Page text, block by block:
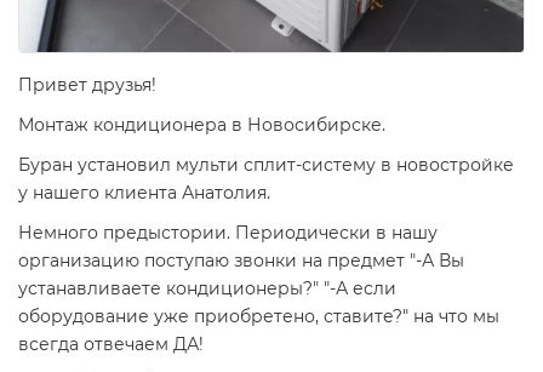
Привет друзья!
Монтаж кондиционера в Новосибирске.
Буран установил мульти сплит-систему в новостройке
у нашего клиента Анатолия.
Немного предыстории. Периодически в нашу
организацию поступаю звонки на предмет "-А Вы
устанавливаете кондиционеры?" "-А если
оборудование уже приобретено, ставите?" на что мы
всегда отвечаем ДА!